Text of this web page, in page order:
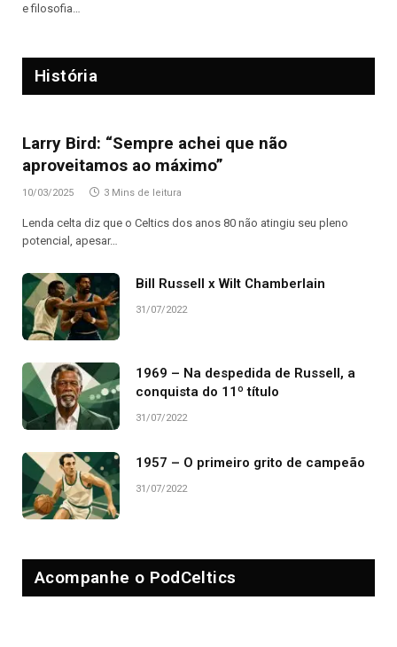
e filosofia…
História
Larry Bird: “Sempre achei que não
aproveitamos ao máximo”
10/03/2025 3 Mins de leitura
Lenda celta diz que o Celtics dos anos 80 não atingiu seu pleno
potencial, apesar…
Bill Russell x Wilt Chamberlain
31/07/2022
1969 – Na despedida de Russell, a
conquista do 11º título
31/07/2022
1957 – O primeiro grito de campeão
31/07/2022
Acompanhe o PodCeltics